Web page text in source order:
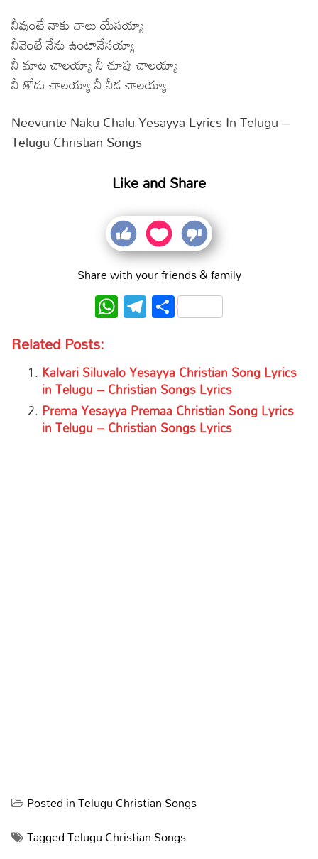
నీవుంటే నాకు చాలు యేసయ్యా
నీవెంటే నేను ఉంటానేసయ్యా
నీ మాట చాలయ్యా నీ చూపు చాలయ్యా
నీ తోడు చాలయ్యా నీ నీడ చాలయ్యా
Neevunte Naku Chalu Yesayya Lyrics In Telugu –
Telugu Christian Songs
Like and Share
Share with your friends & family
WhatsApp
Telegram
Share
Related Posts:
Kalvari Siluvalo Yesayya Christian Song Lyrics
in Telugu – Christian Songs Lyrics
Prema Yesayya Premaa Christian Song Lyrics
in Telugu – Christian Songs Lyrics
Posted inTelugu Christian Songs
TaggedTelugu Christian Songs